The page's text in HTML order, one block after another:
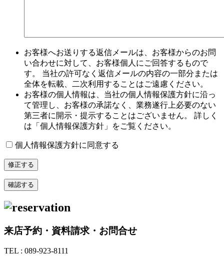
お客様へお送りする返信メールは、お客様からのお問
い合わせに対して、お客様個人にご回答するもので
す。 当社の許可なく返信メールの内容の一部分または
全体を転載、二次利用することはご遠慮ください。
お客様の個人情報は、当社の個人情報保護方針に沿っ
て管理し、お客様の承諾なく、業務遂行上必要のない
第三者に開示・提示することはございません。 詳しく
は「個人情報保護方針」をご覧ください。
個人情報保護方針に同意する
来店予約・資料請求・お問合せ
TEL : 089-923-8111